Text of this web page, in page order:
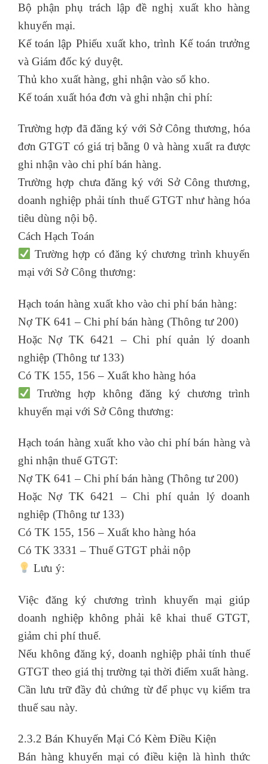
Bộ phận phụ trách lập đề nghị xuất kho hàng
khuyến mại.
Kế toán lập Phiếu xuất kho, trình Kế toán trưởng
và Giám đốc ký duyệt.
Thủ kho xuất hàng, ghi nhận vào sổ kho.
Kế toán xuất hóa đơn và ghi nhận chi phí:
Trường hợp đã đăng ký với Sở Công thương, hóa
đơn GTGT có giá trị bằng 0 và hàng xuất ra được
ghi nhận vào chi phí bán hàng.
Trường hợp chưa đăng ký với Sở Công thương,
doanh nghiệp phải tính thuế GTGT như hàng hóa
tiêu dùng nội bộ.
Cách Hạch Toán
Trường hợp có đăng ký chương trình khuyến
mại với Sở Công thương:
Hạch toán hàng xuất kho vào chi phí bán hàng:
Nợ TK 641 – Chi phí bán hàng (Thông tư 200)
Hoặc Nợ TK 6421 – Chi phí quản lý doanh
nghiệp (Thông tư 133)
Có TK 155, 156 – Xuất kho hàng hóa
Trường hợp không đăng ký chương trình
khuyến mại với Sở Công thương:
Hạch toán hàng xuất kho vào chi phí bán hàng và
ghi nhận thuế GTGT:
Nợ TK 641 – Chi phí bán hàng (Thông tư 200)
Hoặc Nợ TK 6421 – Chi phí quản lý doanh
nghiệp (Thông tư 133)
Có TK 155, 156 – Xuất kho hàng hóa
Có TK 3331 – Thuế GTGT phải nộp
Lưu ý:
Việc đăng ký chương trình khuyến mại giúp
doanh nghiệp không phải kê khai thuế GTGT,
giảm chi phí thuế.
Nếu không đăng ký, doanh nghiệp phải tính thuế
GTGT theo giá thị trường tại thời điểm xuất hàng.
Cần lưu trữ đầy đủ chứng từ để phục vụ kiểm tra
thuế sau này.
2.3.2 Bán Khuyến Mại Có Kèm Điều Kiện
Bán hàng khuyến mại có điều kiện là hình thức